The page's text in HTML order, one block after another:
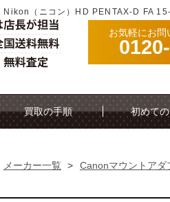
Nikon（ニコン）HD PENTAX-D FA
お気軽にお問
買取の手順 初めて
メーカー一覧 > Canonマウントアダ